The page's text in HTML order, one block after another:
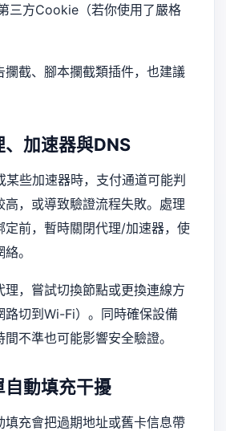
三方Cookie（若你使用了嚴格
攔截、腳本攔截類插件，也建議
加速器與DNS
某些加速器時，支付通道可能判
高，或導致驗證流程失敗。處理
定前，暫時關閉代理/加速器，使
。
理，嘗試切換節點或更換連線方
路切到Wi-Fi）。同時確保設備
不準也可能影響安全驗證。
動填充干擾
填充會把過期地址或舊卡信息帶